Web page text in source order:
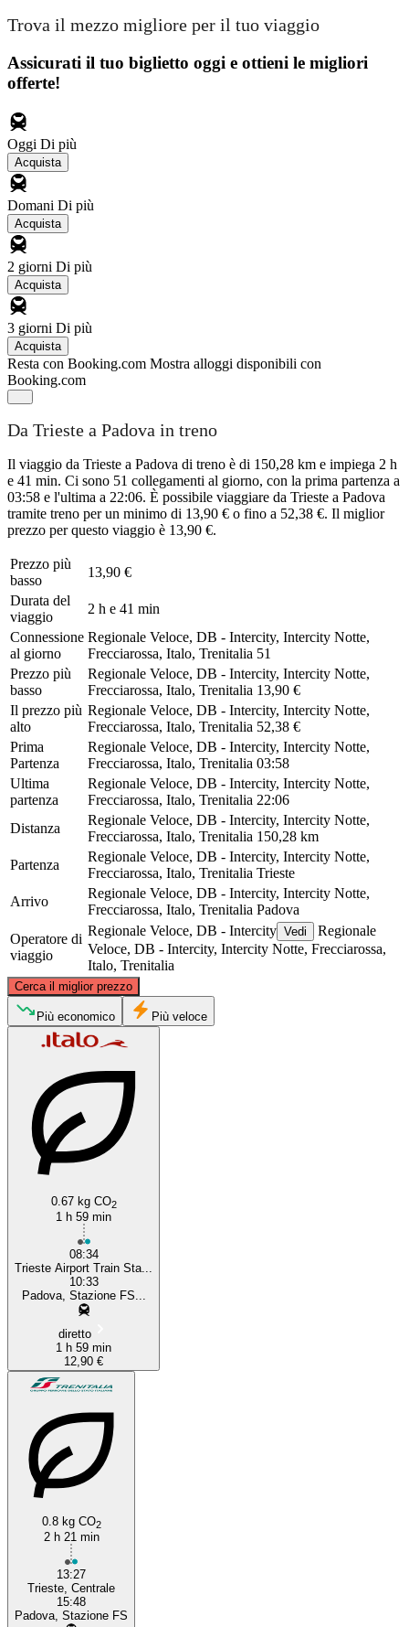
Trova il mezzo migliore per il tuo viaggio
Assicurati il ​​tuo biglietto oggi e ottieni le migliori
offerte!
Oggi Di più
Acquista
Domani Di più
Acquista
2 giorni Di più
Acquista
3 giorni Di più
Acquista
Resta con Booking.com Mostra alloggi disponibili con
Booking.com
Da Trieste a Padova in treno
Il viaggio da Trieste a Padova di treno è di 150,28 km e impiega 2 h
e 41 min. Ci sono 51 collegamenti al giorno, con la prima partenza a
03:58 e l'ultima a 22:06. È possibile viaggiare da Trieste a Padova
tramite treno per un minimo di 13,90 € o fino a 52,38 €. Il miglior
prezzo per questo viaggio è 13,90 €.
Prezzo più
basso
13,90 €
Durata del
viaggio
2 h e 41 min
Connessione
al giorno
Regionale Veloce, DB - Intercity, Intercity Notte,
Frecciarossa, Italo, Trenitalia 51
Prezzo più
basso
Regionale Veloce, DB - Intercity, Intercity Notte,
Frecciarossa, Italo, Trenitalia 13,90 €
Il prezzo più
alto
Regionale Veloce, DB - Intercity, Intercity Notte,
Frecciarossa, Italo, Trenitalia 52,38 €
Prima
Partenza
Regionale Veloce, DB - Intercity, Intercity Notte,
Frecciarossa, Italo, Trenitalia 03:58
Ultima
partenza
Regionale Veloce, DB - Intercity, Intercity Notte,
Frecciarossa, Italo, Trenitalia 22:06
Distanza
Regionale Veloce, DB - Intercity, Intercity Notte,
Frecciarossa, Italo, Trenitalia 150,28 km
Partenza
Regionale Veloce, DB - Intercity, Intercity Notte,
Frecciarossa, Italo, Trenitalia Trieste
Arrivo
Regionale Veloce, DB - Intercity, Intercity Notte,
Frecciarossa, Italo, Trenitalia Padova
Operatore di
viaggio
Regionale Veloce, DB - Intercity Vedi
Regionale
Veloce, DB - Intercity, Intercity Notte, Frecciarossa,
Italo, Trenitalia
Cerca il miglior prezzo
Padua
Più economico Più veloce
0.67 kg CO2
1 h 59 min
08:34
Trieste Airport Train Sta...
10:33
Padova, Stazione FS...
diretto
1 h 59 min
12,90 €
0.8 kg CO2
2 h 21 min
13:27
Trieste, Centrale
15:48
Padova, Stazione FS